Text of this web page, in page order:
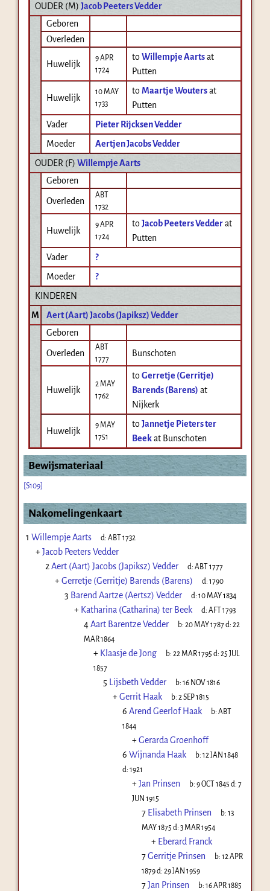
OUDER (M) Jacob Peeters Vedder
Geboren
Overleden
Huwelijk
9 APR
1724
toWillempje Aarts at
Putten
Huwelijk
10 MAY
1733
toMaartje Wouters at
Putten
Vader
Pieter Rijcksen Vedder
Moeder
Aertjen Jacobs Vedder
OUDER (F) Willempje Aarts
Geboren
Overleden
ABT
1732
Huwelijk
9 APR
1724
toJacob Peeters Vedder at
Putten
Vader
?
Moeder
?
KINDEREN
M
Aert (Aart) Jacobs (Japiksz) Vedder
Geboren
Overleden
ABT
1777
Bunschoten
Huwelijk
2 MAY
1762
toGerretje (Gerritje)
Barends (Barens) at
Nijkerk
Huwelijk
9 MAY
1751
toJannetje Pieters ter
Beek at Bunschoten
Bewijsmateriaal
[S109]
Nakomelingenkaart
1 Willempje Aarts d:ABT 1732
+Jacob Peeters Vedder
2 Aert (Aart) Jacobs (Japiksz) Vedder d:ABT 1777
+Gerretje (Gerritje) Barends (Barens) d:1790
3 Barend Aartze (Aertsz) Vedder d:10 MAY 1834
+ Katharina (Catharina) ter Beek d:AFT 1793
4Aart Barentze Vedder b:20 MAY 1787d:22
MAR 1864
+ Klaasje de Jong b:22 MAR 1795 d:25 JUL
1857
5 Lijsbeth Vedder b:16 NOV 1816
+Gerrit Haak b:2 SEP 1815
6 Arend Geerlof Haak b:ABT
1844
+Gerarda Groenhoff
6 Wijnanda Haak b:12 JAN 1848
d: 1921
+Jan Prinsen b:9 OCT 1845 d:7
JUN 1915
7 Elisabeth Prinsen b:13
MAY 1875 d: 3 MAR 1954
+ Eberard Franck
7Gerritje Prinsen b:12 APR
1879d: 29 JAN 1959
7Jan Prinsen b:16 APR 1885